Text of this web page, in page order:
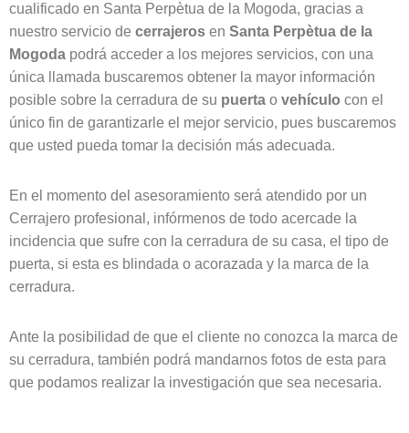
cualificado en Santa Perpètua de la Mogoda, gracias a
nuestro servicio de cerrajeros en Santa Perpètua de la
Mogoda podrá acceder a los mejores servicios, con una
única llamada buscaremos obtener la mayor información
posible sobre la cerradura de su puerta o vehículo con el
único fin de garantizarle el mejor servicio, pues buscaremos
que usted pueda tomar la decisión más adecuada.
En el momento del asesoramiento será atendido por un
Cerrajero profesional, infórmenos de todo acercade la
incidencia que sufre con la cerradura de su casa, el tipo de
puerta, si esta es blindada o acorazada y la marca de la
cerradura.
Ante la posibilidad de que el cliente no conozca la marca de
su cerradura, también podrá mandarnos fotos de esta para
que podamos realizar la investigación que sea necesaria.